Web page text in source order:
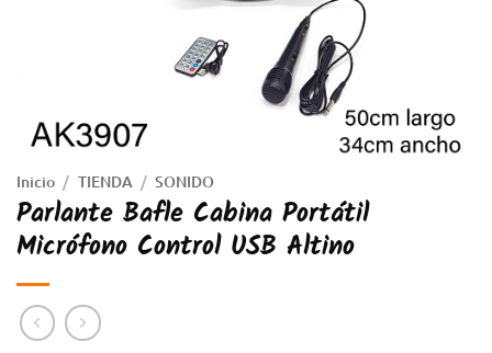
Inicio / TIENDA / SONIDO
Parlante Bafle Cabina Portátil
Micrófono Control USB Altino